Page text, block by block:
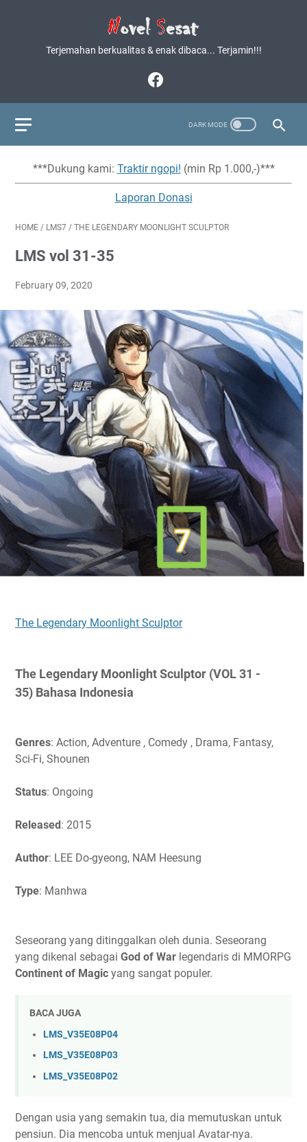
Terjemahan berkualitas & enak dibaca... Terjamin!!!
***Dukung kami: Traktir ngopi! (min Rp 1.000,-)***
Laporan Donasi
HOME / LMS7 / THE LEGENDARY MOONLIGHT SCULPTOR
LMS vol 31-35
February 09, 2020
The Legendary Moonlight Sculptor
The Legendary Moonlight Sculptor (VOL 31 -
35) Bahasa Indonesia
Genres: Action, Adventure , Comedy , Drama, Fantasy,
Sci-Fi, Shounen
Status: Ongoing
Released: 2015
Author: LEE Do-gyeong, NAM Heesung
Type: Manhwa
Seseorang yang ditinggalkan oleh dunia. Seseorang
yang dikenal sebagai God of War legendaris di MMORPG
Continent of Magic yang sangat populer.
BACA JUGA
LMS_V35E08P04
LMS_V35E08P03
LMS_V35E08P02
Dengan usia yang semakin tua, dia memutuskan untuk
pensiun. Dia mencoba untuk menjual Avatar-nya.